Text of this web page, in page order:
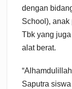
dengan
School), anak
Tbk yang
alat berat.
Saputra